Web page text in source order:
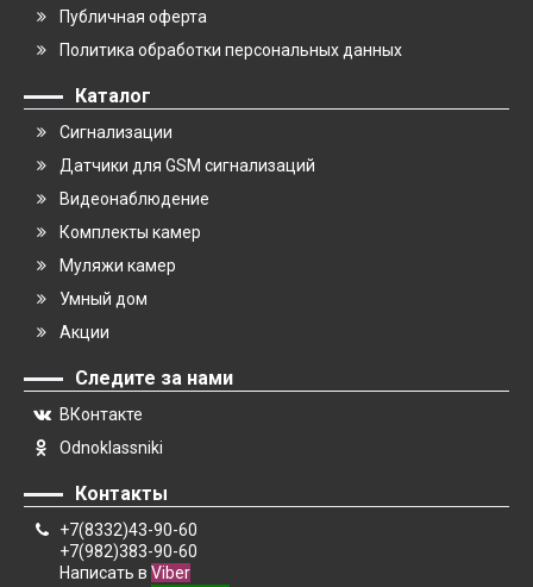
Публичная оферта
Политика обработки персональных данных
Каталог
Сигнализации
Датчики для GSM сигнализаций
Видеонаблюдение
Комплекты камер
Муляжи камер
Умный дом
Акции
Следите за нами
ВКонтакте
Odnoklassniki
Контакты
+7(8332)43-90-60
+7(982)383-90-60
Написать в Viber